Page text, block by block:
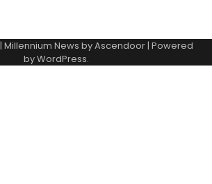
| Millennium News byAscendoor | Powered
byWordPress.